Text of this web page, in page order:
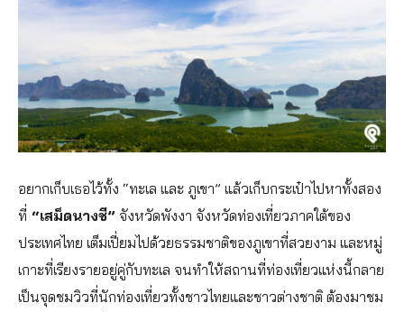
อยากเก็บเธอไว้ทั้ง “ทะเล และ ภูเขา” แล้วเก็บกระเป๋าไปหาทั้งสอง
ที่ “เสม็ดนางชี” จังหวัดพังงา จังหวัดท่องเที่ยวภาคใต้ของ
ประเทศไทย เต็มเปี่ยมไปด้วยธรรมชาติของภูเขาที่สวยงาม และหมู่
เกาะที่เรียงรายอยู่คู่กับทะเล จนทำให้สถานที่ท่องเที่ยวแห่งนี้กลาย
เป็นจุดชมวิวที่นักท่องเที่ยวทั้งชาวไทยและชาวต่างชาติ ต้องมาชม